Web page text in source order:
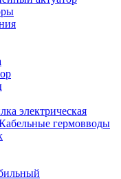
электрическая
гермовводы